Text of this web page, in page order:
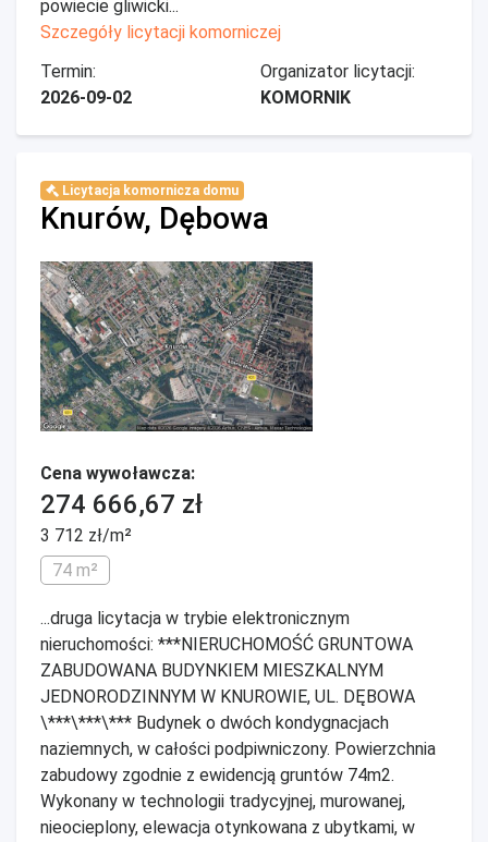
powiecie gliwicki...
Szczegóły licytacji komorniczej
Termin:
2026-09-02
Organizator licytacji:
KOMORNIK
Licytacja komornicza domu
Knurów, Dębowa
Cena wywoławcza:
274 666,67 zł
3 712 zł/m²
74 m²
...druga licytacja w trybie elektronicznym
nieruchomości: ***NIERUCHOMOŚĆ GRUNTOWA
ZABUDOWANA BUDYNKIEM MIESZKALNYM
JEDNORODZINNYM W KNUROWIE, UL. DĘBOWA
\***\***\*** Budynek o dwóch kondygnacjach
naziemnych, w całości podpiwniczony. Powierzchnia
zabudowy zgodnie z ewidencją gruntów 74m2.
Wykonany w technologii tradycyjnej, murowanej,
nieocieplony, elewacja otynkowana z ubytkami, w